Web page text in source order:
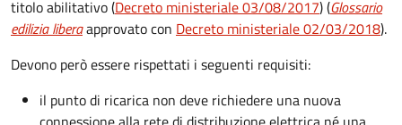
titolo abilitativo (Decreto ministeriale 03/08/2017) (Glossario
edilizia liberaapprovato con Decreto ministeriale 02/03/2018).
Devono però essere rispettati i seguenti requisiti:
il punto di ricarica non deve richiedere una nuova